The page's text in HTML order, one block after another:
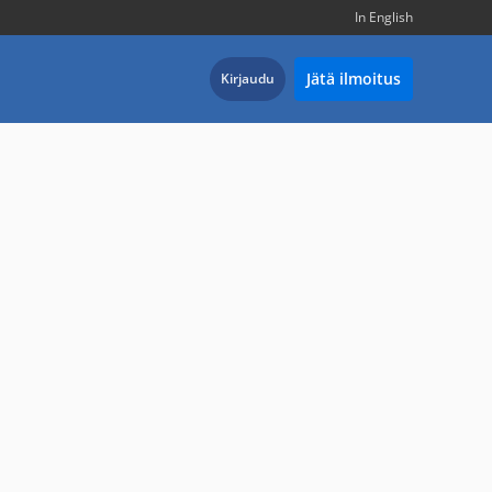
In English
Kirjaudu Jätä ilmoitus